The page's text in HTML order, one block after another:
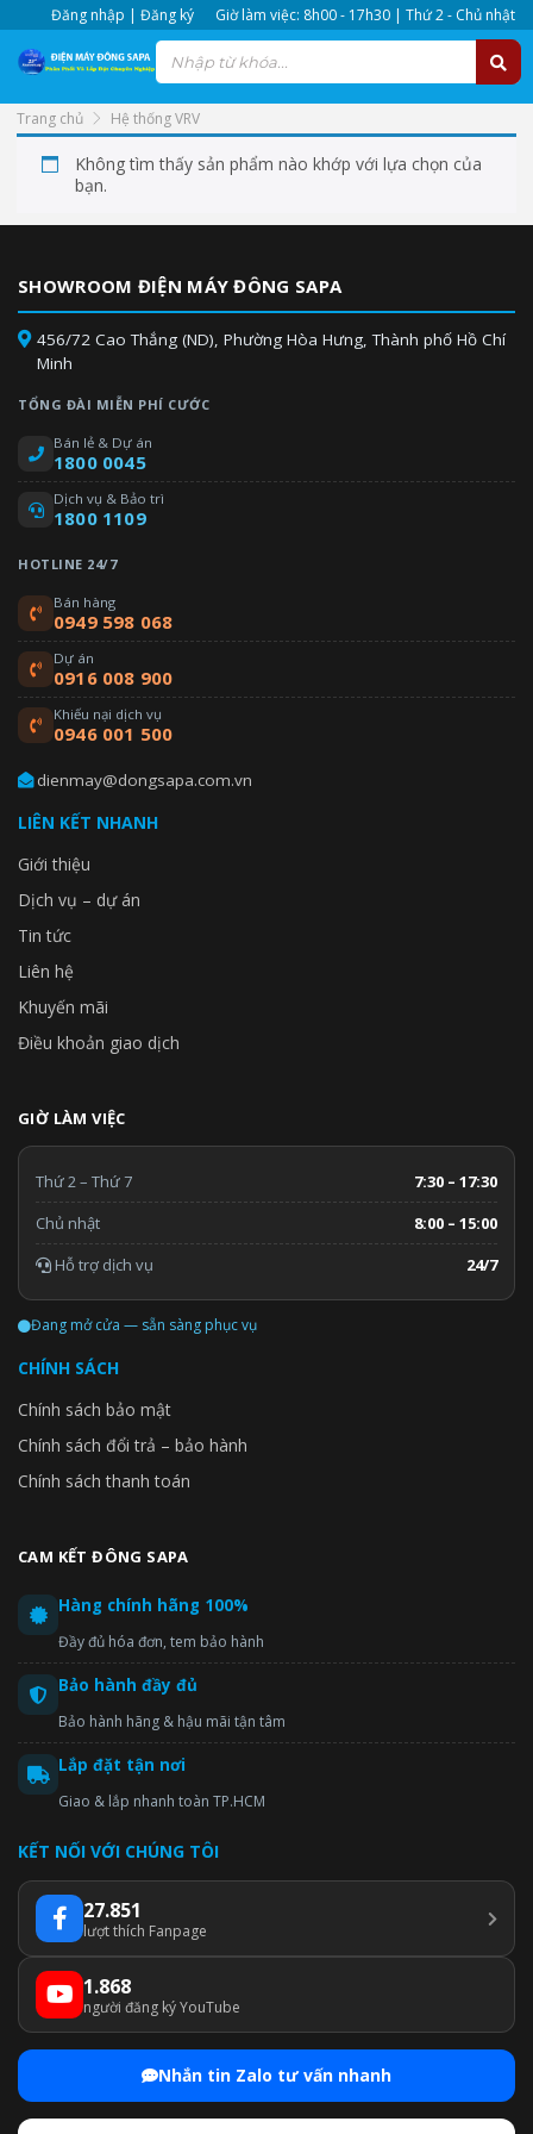
Đăng nhập | Đăng ký Giờ làm việc: 8h00 - 17h30 | Thứ 2 - Chủ nhật
Trang chủ Hệ thống VRV
Không tìm thấy sản phẩm nào khớp với lựa chọn của
bạn.
SHOWROOM ĐIỆN MÁY ĐÔNG SAPA
456/72 Cao Thắng (ND), Phường Hòa Hưng, Thành phố Hồ Chí
Minh
TỔNG ĐÀI MIỄN PHÍ CƯỚC
Bán lẻ & Dự án
1800 0045
Dịch vụ & Bảo trì
1800 1109
HOTLINE 24/7
Bán hàng
0949 598 068
Dự án
0916 008 900
Khiếu nại dịch vụ
0946 001 500
dienmay@dongsapa.com.vn
LIÊN KẾT NHANH
Giới thiệu
Dịch vụ – dự án
Tin tức
Liên hệ
Khuyến mãi
Điều khoản giao dịch
GIỜ LÀM VIỆC
Thứ 2 – Thứ 7
7:30 – 17:30
Chủ nhật
8:00 – 15:00
Hỗ trợ dịch vụ
24/7
Đang mở cửa — sẵn sàng phục vụ
CHÍNH SÁCH
Chính sách bảo mật
Chính sách đổi trả – bảo hành
Chính sách thanh toán
CAM KẾT ĐÔNG SAPA
Hàng chính hãng 100%
Đầy đủ hóa đơn, tem bảo hành
Bảo hành đầy đủ
Bảo hành hãng & hậu mãi tận tâm
Lắp đặt tận nơi
Giao & lắp nhanh toàn TP.HCM
KẾT NỐI VỚI CHÚNG TÔI
27.851
lượt thích Fanpage
1.868
người đăng ký YouTube
Nhắn tin Zalo tư vấn nhanh